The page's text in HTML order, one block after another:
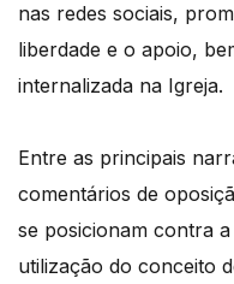
nas redes sociais,
liberdade e o apoio,
internalizada na Igreja.
Entre as principais
comentários de
se posicionam contra
utilização do conceito